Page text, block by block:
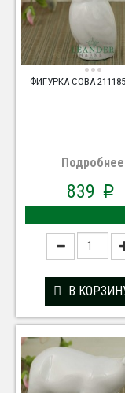
ФИГУРКА СОВА
Подробнее
839 p
В